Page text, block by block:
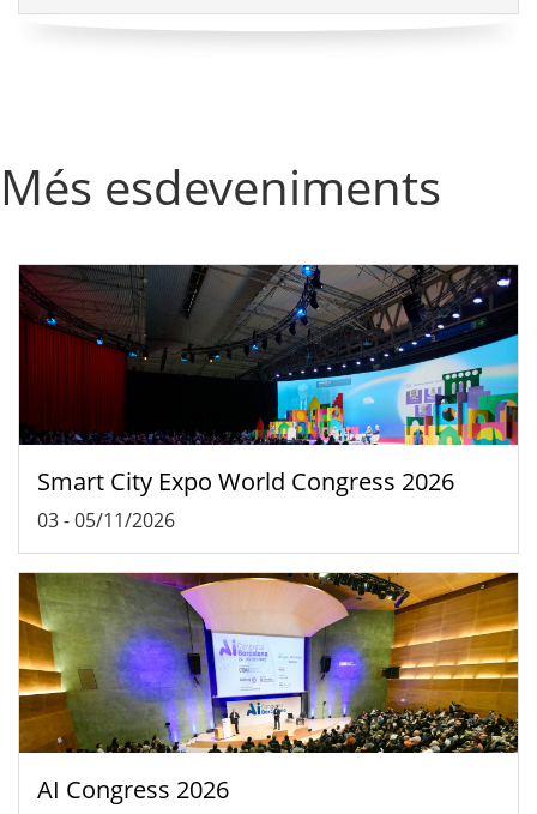
Més esdeveniments
Smart City Expo World Congress 2026
03-05/11/2026
AI Congress 2026